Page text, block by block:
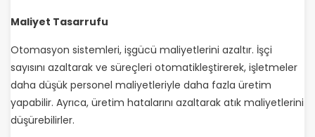
Maliyet Tasarrufu
Otomasyon sistemleri, işgücü maliyetlerini azaltır. İşçi
sayısını azaltarak ve süreçleri otomatikleştirerek, işletmeler
daha düşük personel maliyetleriyle daha fazla üretim
yapabilir. Ayrıca, üretim hatalarını azaltarak atık maliyetlerini
düşürebilirler.